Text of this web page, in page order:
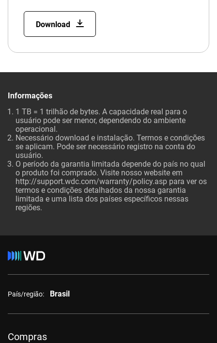
Download
Informações
1 TB = 1 trilhão de bytes. A capacidade real para o
usuário pode ser menor, dependendo do ambiente
operacional.
Necessário download e instalação. Termos e condições
se aplicam. Pode ser necessário registro na conta do
usuário.
O período da garantia limitada depende do país no qual
o produto foi comprado. Visite nosso website em
http://support.wdc.com/warranty/policy.asp para ver os
termos e condições detalhados da nossa garantia
limitada e uma lista dos países específicos nessas
regiões.
País/região: Brasil
Compras